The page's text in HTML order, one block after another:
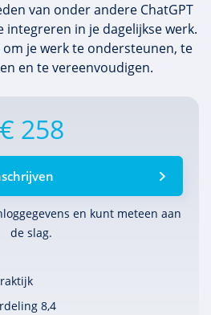
van onder andere ChatGPT
integreren in je dagelijkse werk.
om je werk te ondersteunen, te
en te vereenvoudigen.
€ 258
en kunt meteen aan
de slag.
8,4